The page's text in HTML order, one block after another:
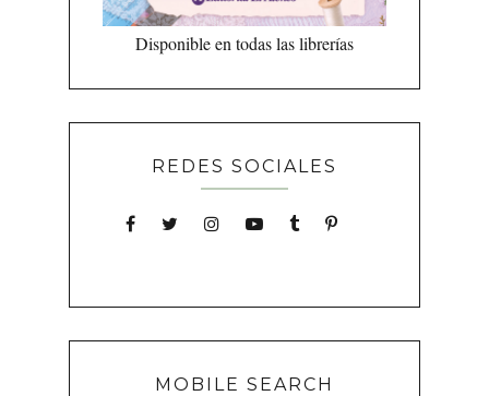
Disponible en todas las librerías
REDES SOCIALES
MOBILE SEARCH